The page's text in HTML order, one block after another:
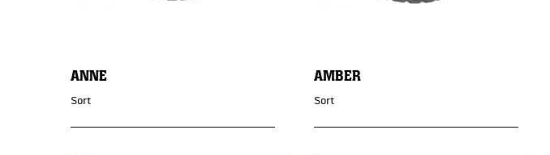
ANNE
Sort
AMBER
Sort